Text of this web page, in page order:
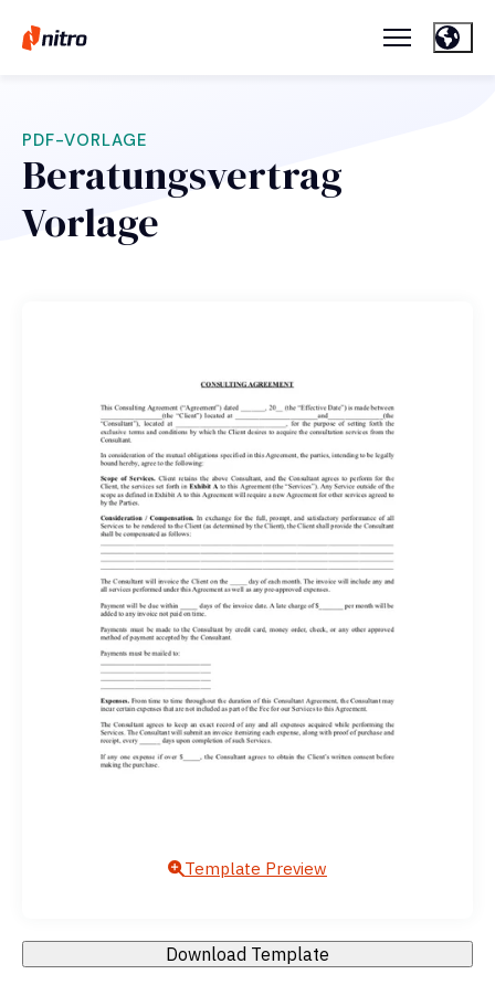
PDF-VORLAGE
Beratungsvertrag
Vorlage
Template Preview
Download Template